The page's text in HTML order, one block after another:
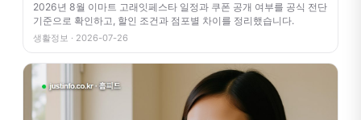
2026년 8월 이마트 고래잇페스타 일정과 쿠폰 공개 여부를 공식 전단
기준으로 확인하고, 할인 조건과 점포별 차이를 정리했습니다.
생활정보 · 2026-07-26